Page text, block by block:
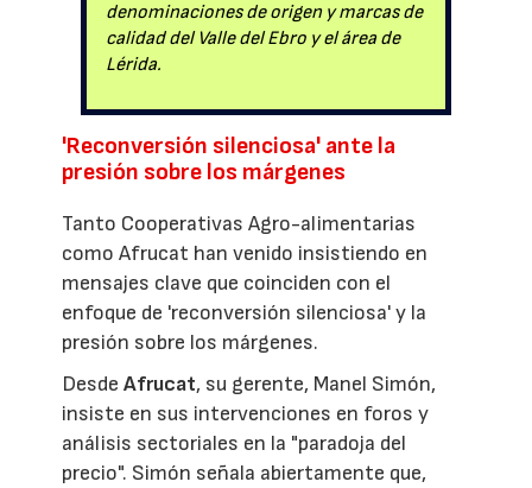
denominaciones de origen y marcas de
calidad del Valle del Ebro y el área de
Lérida.
'Reconversión silenciosa' ante la
presión sobre los márgenes
Tanto Cooperativas Agro-alimentarias
como Afrucat han venido insistiendo en
mensajes clave que coinciden con el
enfoque de 'reconversión silenciosa' y la
presión sobre los márgenes.
DesdeAfrucat, su gerente, Manel Simón,
insiste en sus intervenciones en foros y
análisis sectoriales en la "paradoja del
precio". Simón señala abiertamente que,